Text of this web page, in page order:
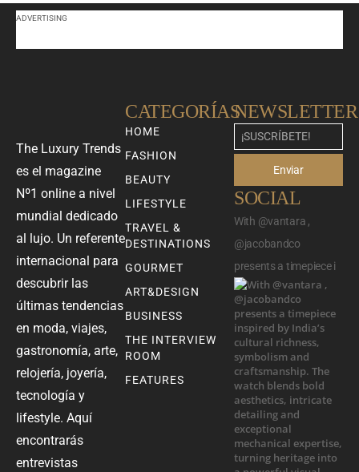
ADVERTISING
The Luxury Trends
es el magazine
Nº1 online a nivel
mundial dedicado
al lujo. Un referente
internacional para
descubrir las
últimas tendencias
en moda, viajes,
gastronomía, arte,
relojería, joyería,
tecnología y
lifestyle. Aquí
encontrarás
entrevistas
CATEGORÍAS
HOME
FASHION
BEAUTY
LIFESTYLE
TRAVEL &
DESTINATIONS
GOURMET
ART&DESIGN
BUSINESS
THE INTERVIEW
ROOM
FEATURES
NEWSLETTER
Enviar
SOCIAL
With @vantara ,
@jacobandco
presents a timepiece i